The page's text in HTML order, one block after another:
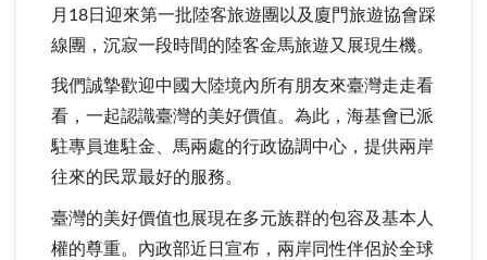
月18日迎來第一批陸客旅遊團以及廈門旅遊協會踩
線團，沉寂一段時間的陸客金馬旅遊又展現生機。
我們誠摯歡迎中國大陸境內所有朋友來臺灣走走看
看，一起認識臺灣的美好價值。為此，海基會已派
駐專員進駐金、馬兩處的行政協調中心，提供兩岸
往來的民眾最好的服務。
臺灣的美好價值也展現在多元族群的包容及基本人
權的尊重。內政部近日宣布，兩岸同性伴侶於全球